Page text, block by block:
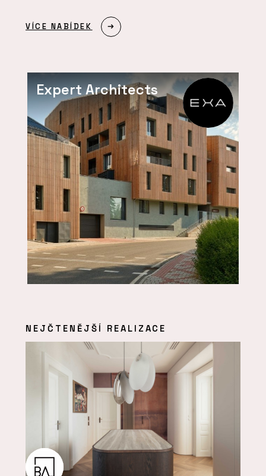
VÍCE NABÍDEK
Expert Architects
NEJČTENĚJŠÍ REALIZACE